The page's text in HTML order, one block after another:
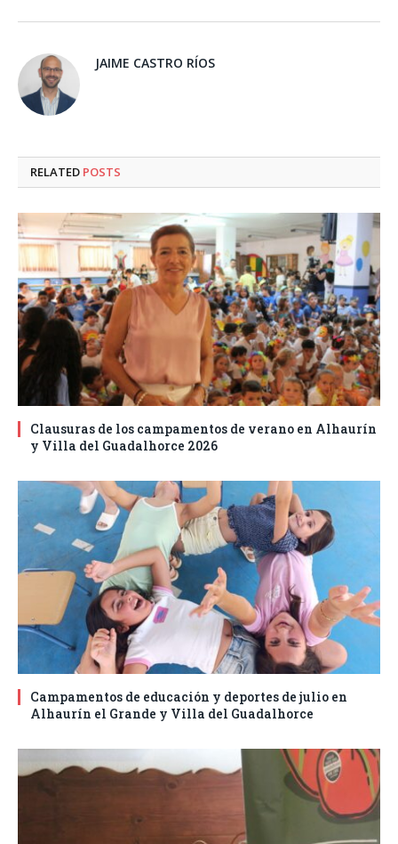
JAIME CASTRO RÍOS
RELATED POSTS
Clausuras de los campamentos de verano en Alhaurín
y Villa del Guadalhorce 2026
Campamentos de educación y deportes de julio en
Alhaurín el Grande y Villa del Guadalhorce